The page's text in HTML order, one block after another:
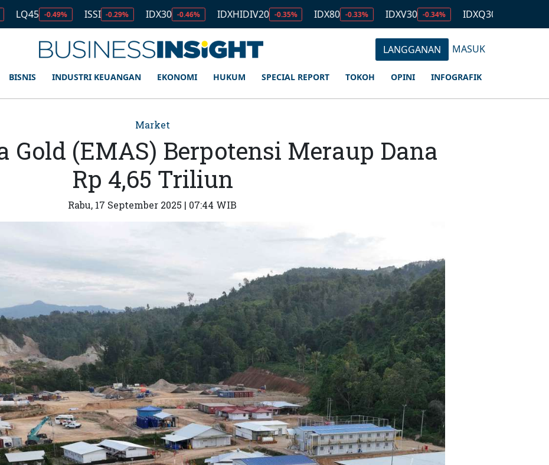
-0.49% ISSI -0.29% IDX30 -0.46% IDXHIDIV20 -0.35% IDX80 -0.33% IDXV30 -0.34% IDXQ30 -0.53%
LANGGANAN MASUK
BISNIS INDUSTRI KEUANGAN EKONOMI HUKUM SPECIAL REPORT TOKOH OPINI INFOGRAFIK
Market
Gold (EMAS) Berpotensi Meraup Dana
Rp 4,65 Triliun
Rabu, 17 September 2025 | 07:44 WIB